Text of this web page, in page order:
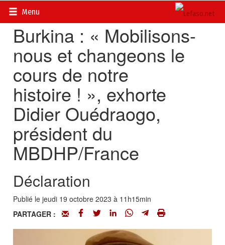
Menu
Accueil>
Burkina : « Mobilisons-
nous et changeons le
cours de notre
histoire ! », exhorte
Didier Ouédraogo,
président du
MBDHP/France
Déclaration
Publié le jeudi 19 octobre 2023 à 11h15min
PARTAGER :